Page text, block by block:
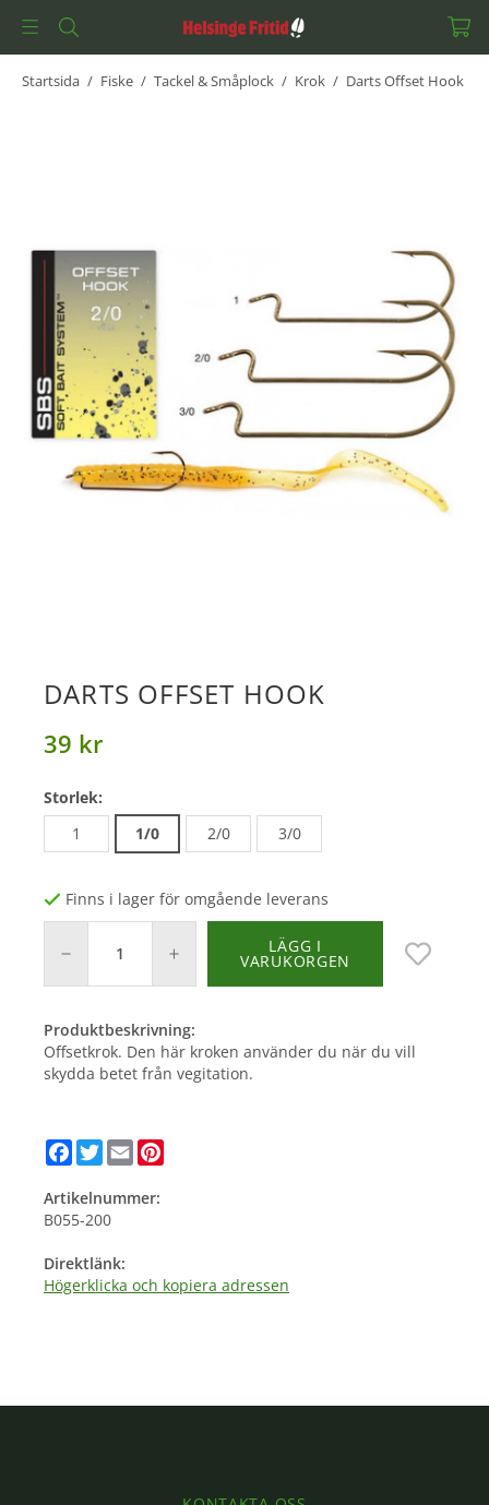
Startsida / Fiske / Tackel & Småplock / Krok / Darts Offset Hook
DARTS OFFSET HOOK
39 kr
Storlek:
1
1/0 2/0 3/0
Finns i lager för omgående leverans
LÄGG I
VARUKORGEN
Produktbeskrivning:
Offsetkrok. Den här kroken använder du när du vill
skydda betet från vegitation.
Facebook
Twitter
Email
Artikelnummer:
B055-200
Direktlänk:
Högerklicka och kopiera adressen